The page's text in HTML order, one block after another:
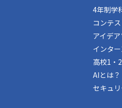
4年制学
コンテス
アイデ
インタ
高校1・
AIとは？
セキュ